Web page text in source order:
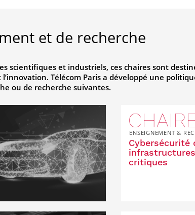
et de recherche
scientifiques et industriels, ces chaires sont
Télécom Paris a développé une
ou de recherche suivantes.
ENSEIGNEMENT &
Cybersécurité
infrastructures
critiques